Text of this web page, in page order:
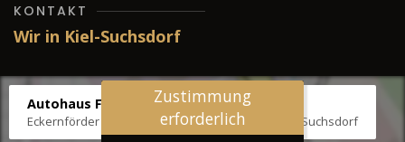
KONTAKT
Wir in Kiel-Suchsdorf
Autohaus Fräter
Eckernförder Str. /Klausbrooker Weg 1, 24107 Kiel-Suchsdorf
Zustimmung
erforderlich